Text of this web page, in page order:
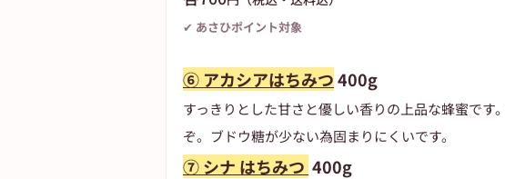
✔ あさひポイント対象
⑥ アカシアはちみつ 400g
すっきりとした甘さと優しい香りの上品な蜂蜜です
ぞ。ブドウ糖が少ない為固まりにくいです。
⑦ シナ はちみつ 400g